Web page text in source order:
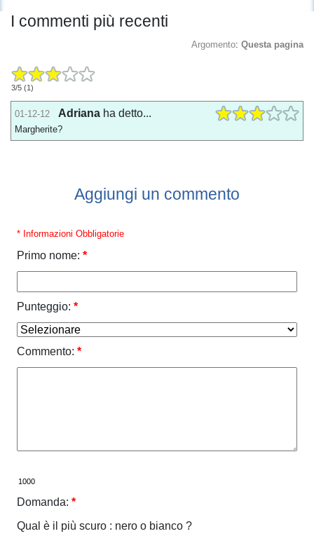
I commenti più recenti
Argomento: Questa pagina
3/5 (1)
01-12-12 Adriana ha detto...
Margherite?
Aggiungi un commento
* Informazioni Obbligatorie
Primo nome: *
Punteggio: *
Commento: *
Domanda: *
Qual è il più scuro : nero o bianco ?